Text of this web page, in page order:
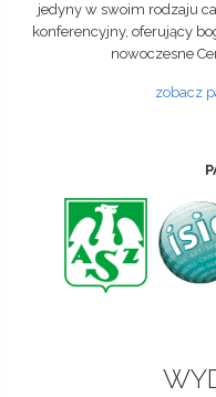
jedyny w swoim rodzaju
konferencyjny, oferujący
nowoczesne
zobacz